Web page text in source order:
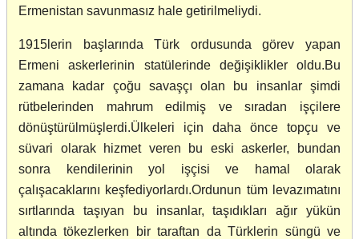
Ermenistan savunmasız hale getirilmeliydi.
1915lerin başlarında Türk ordusunda görev yapan
Ermeni askerlerinin statülerinde değişiklikler oldu.Bu
zamana kadar çoğu savaşçı olan bu insanlar şimdi
rütbelerinden mahrum edilmiş ve sıradan işçilere
dönüştürülmüşlerdi.Ülkeleri için daha önce topçu ve
süvari olarak hizmet veren bu eski askerler, bundan
sonra kendilerinin yol işçisi ve hamal olarak
çalışacaklarını keşfediyorlardı.Ordunun tüm levazımatını
sırtlarında taşıyan bu insanlar, taşıdıkları ağır yükün
altında tökezlerken bir taraftan da Türklerin süngü ve